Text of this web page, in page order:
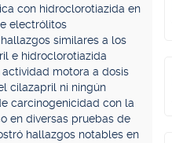
con hidroclorotiazida en
electrólitos
similares a los
e hidroclorotiazida
motora a dosis
cilazapril ni ningún
carcinogenicidad con la
en diversas pruebas de
hallazgos notables en